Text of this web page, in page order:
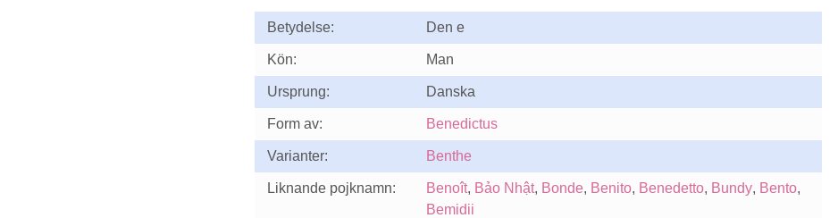
Betydelse: Den e
Kön: Man
Ursprung: Danska
Form av: Benedictus
Varianter: Benthe
Liknande pojknamn: Benoît, Bảo Nhật, Bonde, Benito, Benedetto, Bundy, Bento,
Bemidii